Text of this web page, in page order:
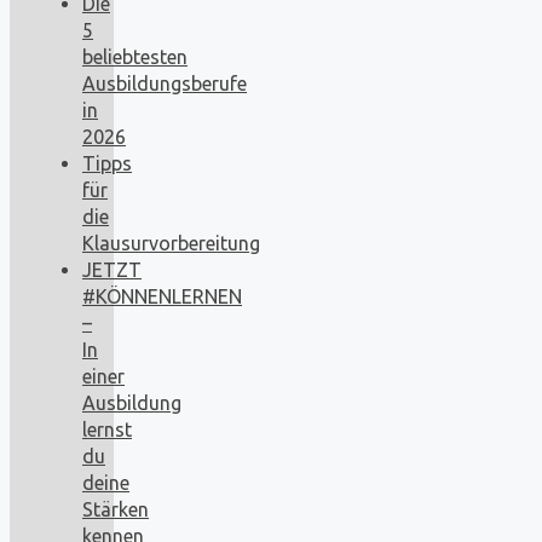
5
beliebtesten
Ausbildungsberufe
in
2026
Tipps
für
die
Klausurvorbereitung
JETZT
#KÖNNENLERNEN
–
In
einer
Ausbildung
lernst
du
deine
Stärken
kennen